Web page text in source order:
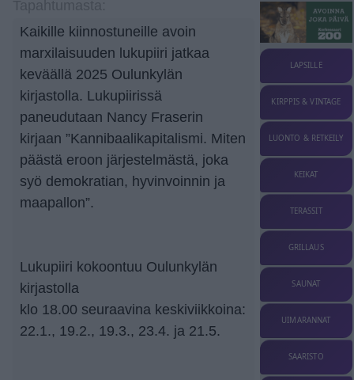
Kaikille kiinnostuneille avoin
marxilaisuuden lukupiiri jatkaa
keväällä 2025 Oulunkylän
kirjastolla. Lukupiirissä
paneudutaan Nancy Fraserin
kirjaan ”Kannibaalikapitalismi. Miten
päästä eroon järjestelmästä, joka
syö demokratian, hyvinvoinnin ja
maapallon”.
Lukupiiri kokoontuu Oulunkylän
kirjastolla
klo 18.00 seuraavina keskiviikkoina:
22.1., 19.2., 19.3., 23.4. ja 21.5.
LAPSILLE
KIRPPIS & VINTAGE
LUONTO & RETKEILY
KEIKAT
TERASSIT
GRILLAUS
SAUNAT
UIMARANNAT
SAARISTO